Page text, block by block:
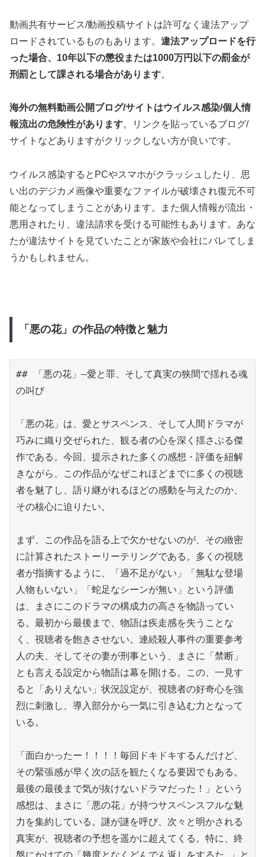
動画共有サービス/動画投稿サイトは許可なく違法アップ
ロードされているものもあります。 違法アップロードを行
った場合、10年以下の懲役または1000万円以下の罰金が
刑罰として課される場合があります。
海外の無料動画公開ブログ/サイトはウイルス感染/個人情
報流出の危険性があります。リンクを貼っているブログ/
サイトなどありますがクリックしない方が良いです。
ウイルス感染するとPCやスマホがクラッシュしたり、思
い出のデジカメ画像や重要なファイルが破壊され復元不可
能となってしまうことがあります。また個人情報が流出・
悪用されたり、違法請求を受ける可能性もあります。あな
たが違法サイトを見ていたことが家族や会社にバレてしま
うかもしれません。
「悪の花」の作品の特徴と魅力
## 「悪の花」―愛と罪、そして真実の狭間で揺れる魂
の叫び
「悪の花」は、愛とサスペンス、そして人間ドラマが
巧みに織り交ぜられた、観る者の心を深く揺さぶる傑
作である。今回、提示された多くの感想・評価を紐解
きながら、この作品がなぜこれほどまでに多くの視聴
者を魅了し、語り継がれるほどの感動を与えたのか、
その核心に迫りたい。
まず、この作品を語る上で欠かせないのが、その緻密
に計算されたストーリーテリングである。多くの視聴
者が指摘するように、「過不足がない」「無駄な登場
人物もいない」「蛇足なシーンが無い」という評価
は、まさにこのドラマの構成力の高さを物語ってい
る。最初から最後まで、物語は疾走感を失うことな
く、視聴者を飽きさせない。連続殺人事件の重要参考
人の夫、そしてその妻が刑事という、まさに「禁断」
とも言える設定から物語は幕を開ける。この、一見す
ると「ありえない」状況設定が、視聴者の好奇心を強
烈に刺激し、導入部分から一気に引き込む力となって
いる。
「面白かったー！！！！毎回ドキドキするんだけど、
その緊張感が早く次の話を観たくなる要因でもある。
最後の最後まで気が抜けないドラマだった！」という
感想は、まさに「悪の花」が持つサスペンスフルな魅
力を集約している。謎が謎を呼び、次々と明かされる
真実が、視聴者の予想を遥かに超えてくる。特に、終